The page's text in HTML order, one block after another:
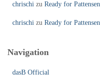
chrischi zu Ready for Pattensen
chrischi zu Ready for Pattensen
Navigation
dasB Official